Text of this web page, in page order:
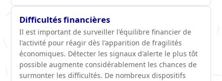
Difficultés financières
Il est important de surveiller l'équilibre financier de
l'activité pour réagir dès l'apparition de fragilités
économiques. Détecter les signaux d'alerte le plus tôt
possible augmente considérablement les chances de
surmonter les difficultés. De nombreux dispositifs